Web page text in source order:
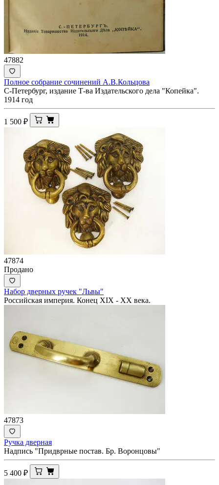
47882
Полное собрание сочинений А.В.Кольцова
С-Петербург, издание Т-ва Издательского дела "Копейка".
1914 год
1 500 ₽
47874
Продано
Набор дверных ручек "Львы"
Российская империя. Конец XIX - ХХ века.
47873
Ручка дверная
Надпись "Придврные постав. Бр. Воронцовы"
5 400 ₽